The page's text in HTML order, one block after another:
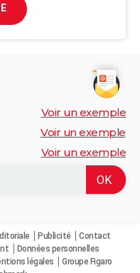
Voir un exemple
Voir un exemple
Voir un exemple
Publicité
Contact
Données personnelles
légales
Groupe Figaro